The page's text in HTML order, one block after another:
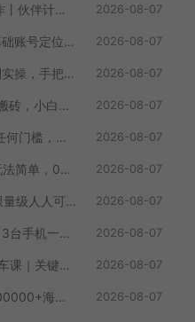
历史人物，诗人一生Vlog教学， AI制作丨伙伴计划丨精选收益丨商单收徒 ，新领域红利期，抓紧做 2026-08-07
短剧发行人计划全流程实操教程｜零基础账号定位、选剧剪辑、视频制作、发布优化一站式出单变现课 2026-08-07
AI Agent智能体全阶实战课，从原理到实操，手把手搭建可自动运行的AI Agent 2026-08-07
游戏挂G全流程笔记分享，CSGO游戏搬砖，小白看了当天学会见收益【揭秘】 2026-08-07
2026年即梦AI拉新项目最新玩法，无任何门槛，操作非常简单，人人都可做，拉新佣金最高13米每单（更新08月07日） 2026-08-07
快手拉新项目，单价最高17米一单，玩法简单，0基础也能轻松上手（更新08月07日） 2026-08-07
迅雷搜索拉新项目，最高16每单！不限量级人人可冲，零门槛上手（更新0807） 2026-08-07
【新模式发布】手机全自动撸金项目，3台手机一天200+，保姆级教程及全套工具【揭秘】 2026-08-07
（19746期）2026电商04期淘宝直通车课｜关键词爆打矩阵，多计划低出价，新品爆款差异化投放实操教学 2026-08-07
（19748期）免费良心办公站！全站100000+海量PPT素材免费下载，每日更新，分类清晰，免注册登录下载 爱PPT网 2026-08-07